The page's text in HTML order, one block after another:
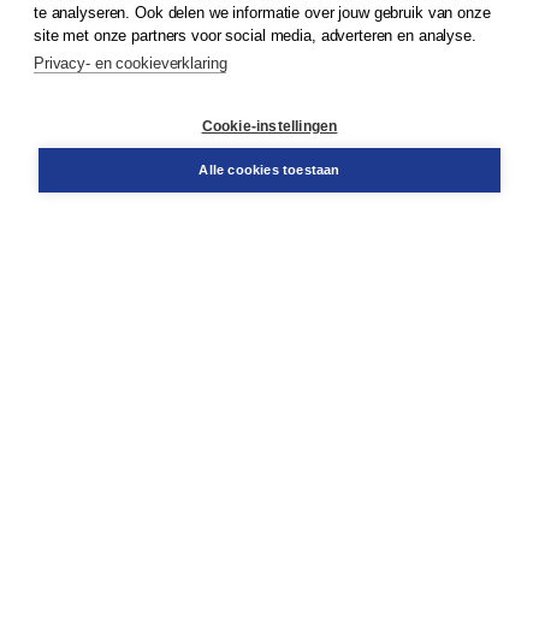
Klantenservice
Service & informatie
Contact
te analyseren. Ook delen we informatie over jouw gebruik van onze
site met onze partners voor social media, adverteren en analyse.
Privacy- en cookieverklaring
Cookie-instellingen
Alle cookies toestaan